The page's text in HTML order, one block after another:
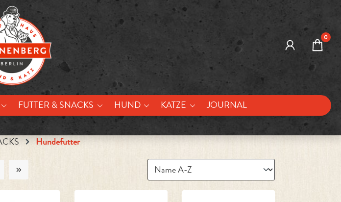
0
FUTTER & SNACKS HUND KATZE JOURNAL
Hundefutter